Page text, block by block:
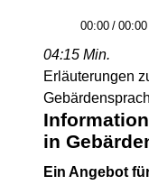
00:00 / 00:00
04:15 Min.
Erläuterungen
in
Ein Angebot